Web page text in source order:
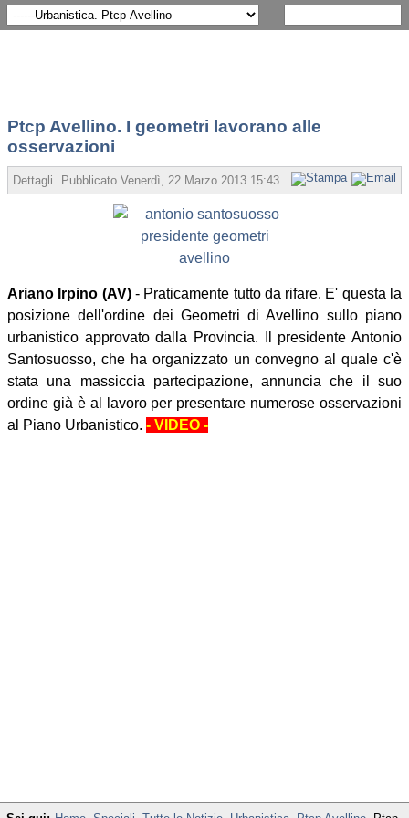
Ptcp Avellino. I geometri lavorano alle
osservazioni
Dettagli Pubblicato Venerdì, 22 Marzo 2013 15:43 Scritto da Redazione
Ariano Irpino (AV)- Praticamente tutto da rifare. E' questa la
posizione dell'ordine dei Geometri di Avellino sullo piano
urbanistico approvato dalla Provincia. Il presidente Antonio
Santosuosso, che ha organizzato un convegno al quale c'è
stata una massiccia partecipazione, annuncia che il suo
ordine già è al lavoro per presentare numerose osservazioni
al Piano Urbanistico. - VIDEO -